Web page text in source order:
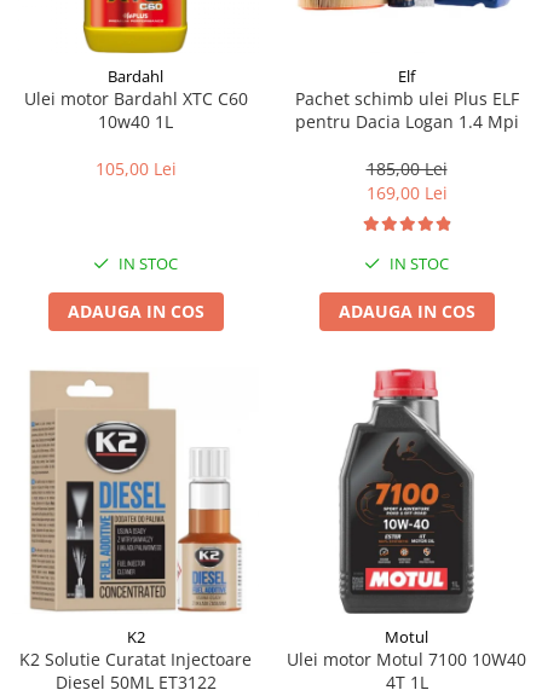
Bardahl
Ulei motor Bardahl XTC C60
10w40 1L
105,00 Lei
IN STOC
ADAUGA IN COS
Elf
Pachet schimb ulei Plus ELF
pentru Dacia Logan 1.4 Mpi
185,00 Lei
169,00 Lei
IN STOC
ADAUGA IN COS
K2
K2 Solutie Curatat Injectoare
Diesel 50ML ET3122
Motul
Ulei motor Motul 7100 10W40
4T 1L